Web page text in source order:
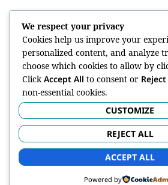
We respect your privacy
Cookies help us improve your
personalized content, and analyze
choose which cookies to allow by
Click Accept All to consent or
non-essential cookies.
CUSTOMIZE
REJECT ALL
ACCEPT ALL
Powered by